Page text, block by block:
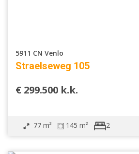
5911 CN Venlo
Straelseweg 105
€ 299.500 k.k.
77 m² 145 m² 2